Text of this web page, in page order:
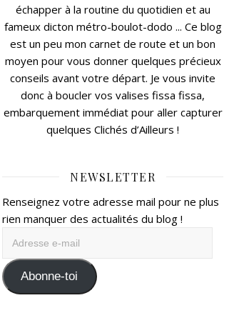
échapper à la routine du quotidien et au
fameux dicton métro-boulot-dodo ... Ce blog
est un peu mon carnet de route et un bon
moyen pour vous donner quelques précieux
conseils avant votre départ. Je vous invite
donc à boucler vos valises fissa fissa,
embarquement immédiat pour aller capturer
quelques Clichés d’Ailleurs !
NEWSLETTER
Renseignez votre adresse mail pour ne plus
rien manquer des actualités du blog !
mail Abonne-toi